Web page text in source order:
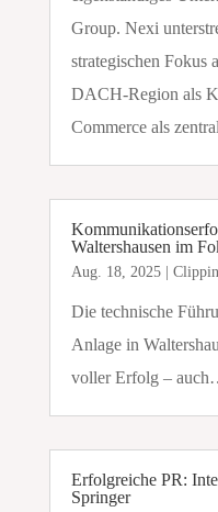
Group. Nexi
strategischen Fokus
DACH-Region als
Commerce als
Waltershausen im
Aug. 18, 2025|
Die technische
Anlage in
voller Erfolg –
Erfolgreiche PR:
Springer